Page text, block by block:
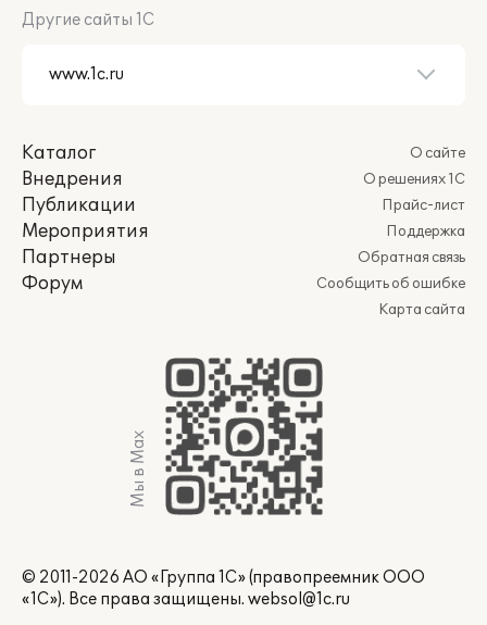
Другие сайты 1С
Каталог
Внедрения
Публикации
Мероприятия
Партнеры
Форум
О сайте
О решениях 1С
Прайс-лист
Поддержка
Обратная связь
Сообщить об ошибке
Карта сайта
Мы в Max
© 2011-2026 АО «Группа 1С» (правопреемник ООО
«1С»). Все права защищены. websol@1c.ru